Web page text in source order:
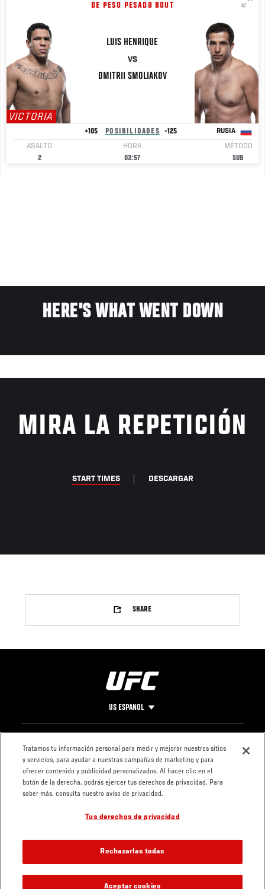
DE PESO PESADO BOUT
VICTORIA
LUIS HENRIQUE
VS
DMITRII SMOLIAKOV
+105 POSIBILIDADES -125 RUSIA
ASALTO
2
HORA
03:57
MÉTODO
SUB
HERE'S WHAT WENT DOWN
MIRA LA REPETICIÓN
START TIMES DESCARGAR
SHARE
US ESPANOL
Pie
de
Página
CONTACTO
LEGAL
Condiciones
Política de
privacidad
Tratamos tu información personal para medir y mejorar nuestros sitios
y servicios, para ayudar a nuestras campañas de marketing y para
ofrecer contenido y publicidad personalizados. Al hacer clic en el
botón de la derecha, podrás ejercer tus derechos de privacidad. Para
saber más, consulta nuestro aviso de privacidad.
Tus derechos de privacidad
Rechazarlas todas
Aceptar cookies